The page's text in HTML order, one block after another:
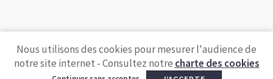
Nous utilisons des cookies pour mesurer l'audience de
notre site internet - Consultez notre charte des cookies